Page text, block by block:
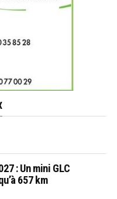
: Un mini GLC
657 km